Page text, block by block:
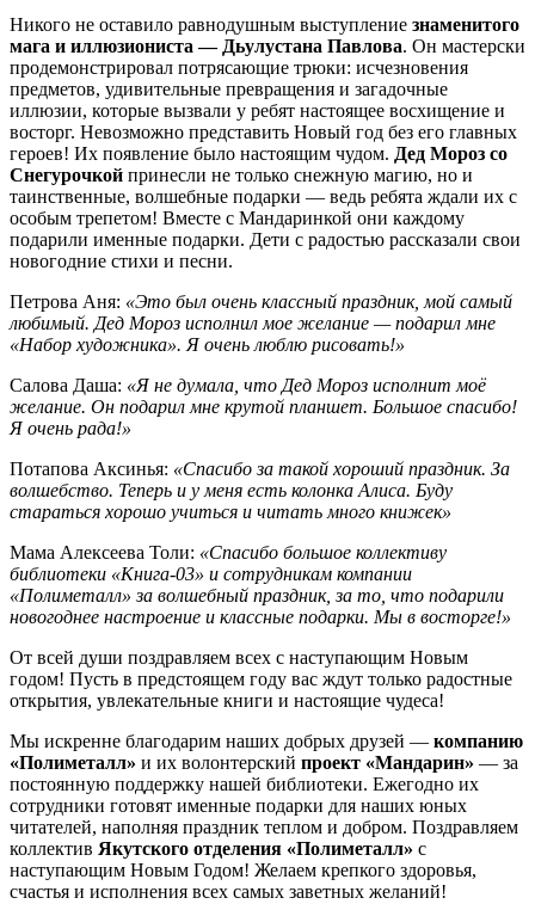
Никого не оставило равнодушным выступление знаменитого
мага и иллюзиониста — Дьулустана Павлова. Он мастерски
продемонстрировал потрясающие трюки: исчезновения
предметов, удивительные превращения и загадочные
иллюзии, которые вызвали у ребят настоящее восхищение и
восторг. Невозможно представить Новый год без его главных
героев! Их появление было настоящим чудом. Дед Мороз со
Снегурочкой принесли не только снежную магию, но и
таинственные, волшебные подарки — ведь ребята ждали их с
особым трепетом! Вместе с Мандаринкой они каждому
подарили именные подарки. Дети с радостью рассказали свои
новогодние стихи и песни.
Петрова Аня: «Это был очень классный праздник, мой самый
любимый. Дед Мороз исполнил мое желание — подарил мне
«Набор художника». Я очень люблю рисовать!»
Салова Даша: «Я не думала, что Дед Мороз исполнит моё
желание. Он подарил мне крутой планшет. Большое спасибо!
Я очень рада!»
Потапова Аксинья: «Спасибо за такой хороший праздник. За
волшебство. Теперь и у меня есть колонка Алиса. Буду
стараться хорошо учиться и читать много книжек»
Мама Алексеева Толи: «Спасибо большое коллективу
библиотеки «Книга-03» и сотрудникам компании
«Полиметалл» за волшебный праздник, за то, что подарили
новогоднее настроение и классные подарки. Мы в восторге!»
От всей души поздравляем всех с наступающим Новым
годом! Пусть в предстоящем году вас ждут только радостные
открытия, увлекательные книги и настоящие чудеса!
Мы искренне благодарим наших добрых друзей — компанию
«Полиметалл» и их волонтерский проект «Мандарин» — за
постоянную поддержку нашей библиотеки. Ежегодно их
сотрудники готовят именные подарки для наших юных
читателей, наполняя праздник теплом и добром. Поздравляем
коллектив Якутского отделения «Полиметалл» с
наступающим Новым Годом! Желаем крепкого здоровья,
счастья и исполнения всех самых заветных желаний!